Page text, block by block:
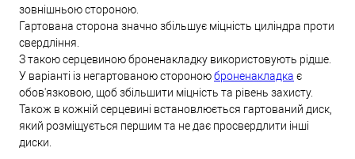
зовнішньою стороною.
Гартована сторона значно збільшує міцність циліндра проти
свердління.
З такою серцевиною броненакладку використовують рідше.
У варіанті із негартованою стороноюброненакладка є
обов'язковою, щоб збільшити міцність та рівень захисту.
Також в кожній серцевині встановлюється гартований диск,
який розміщується першим та не дає просвердлити інші
диски.